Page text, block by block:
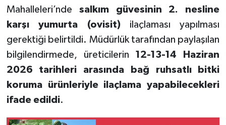
Mahalleleri’nde salkım güvesinin 2. nesline
karşı yumurta (ovisit)ilaçlaması yapılması
gerektiği belirtildi. Müdürlük tarafından paylaşılan
bilgilendirmede, üreticilerin 12-13-14 Haziran
2026 tarihleri arasında bağ ruhsatlı bitki
koruma ürünleriyle ilaçlama yapabilecekleri
ifade edildi.